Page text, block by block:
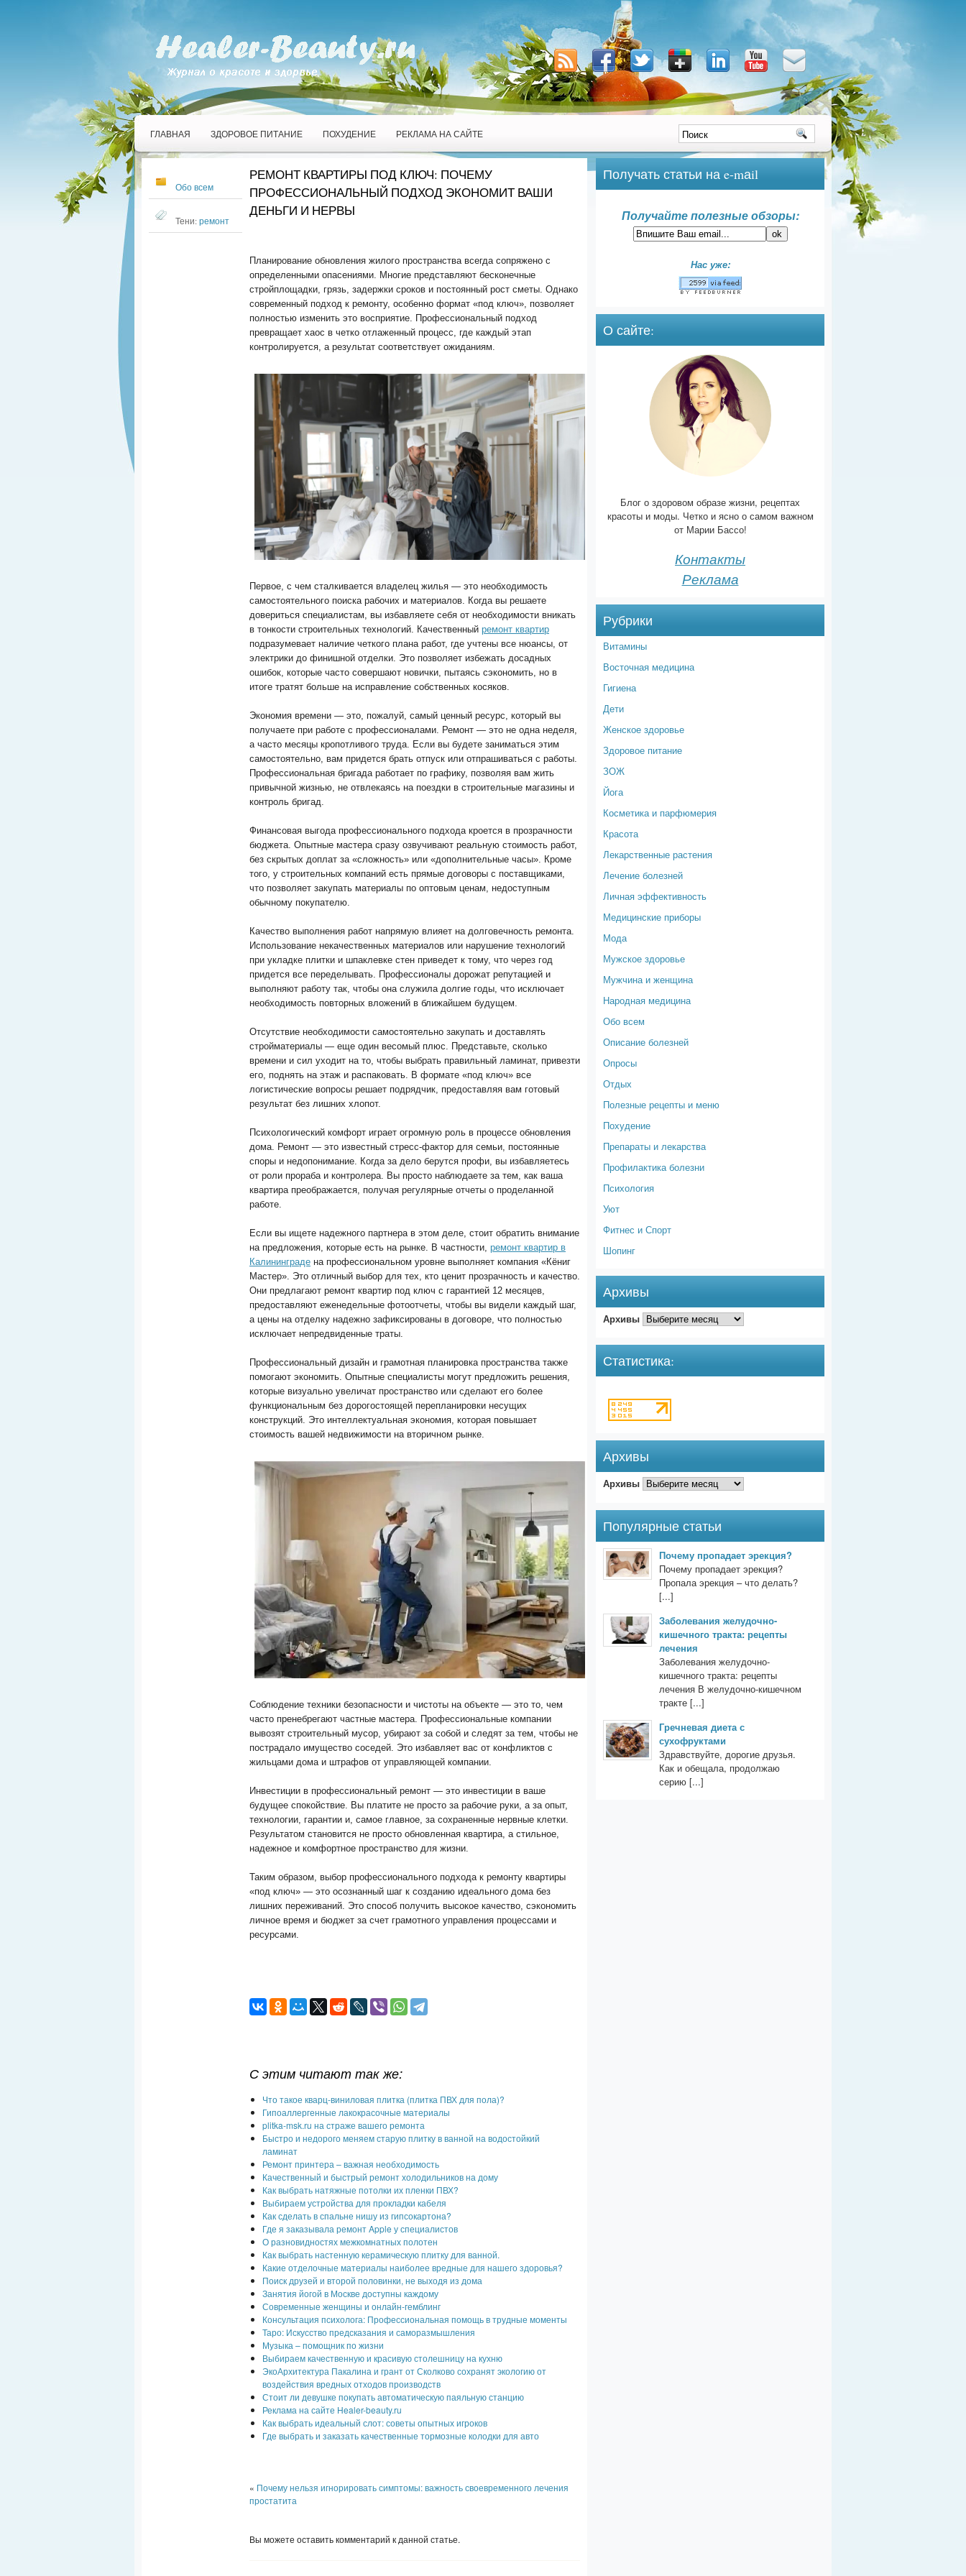
ГЛАВНАЯ ЗДОРОВОЕ ПИТАНИЕ ПОХУДЕНИЕ РЕКЛАМА НА САЙТЕ
Обо всем
Тени:ремонт
РЕМОНТ КВАРТИРЫ ПОД КЛЮЧ: ПОЧЕМУ
ПРОФЕССИОНАЛЬНЫЙ ПОДХОД ЭКОНОМИТ ВАШИ
ДЕНЬГИ И НЕРВЫ
Планирование обновления жилого пространства всегда сопряжено с
определенными опасениями. Многие представляют бесконечные
стройплощадки, грязь, задержки сроков и постоянный рост сметы. Однако
современный подход к ремонту, особенно формат «под ключ», позволяет
полностью изменить это восприятие. Профессиональный подход
превращает хаос в четко отлаженный процесс, где каждый этап
контролируется, а результат соответствует ожиданиям.
Первое, с чем сталкивается владелец жилья — это необходимость
самостоятельного поиска рабочих и материалов. Когда вы решаете
довериться специалистам, вы избавляете себя от необходимости вникать
в тонкости строительных технологий. Качественный ремонт квартир
подразумевает наличие четкого плана работ, где учтены все нюансы, от
электрики до финишной отделки. Это позволяет избежать досадных
ошибок, которые часто совершают новички, пытаясь сэкономить, но в
итоге тратят больше на исправление собственных косяков.
Экономия времени — это, пожалуй, самый ценный ресурс, который вы
получаете при работе с профессионалами. Ремонт — это не одна неделя,
а часто месяцы кропотливого труда. Если вы будете заниматься этим
самостоятельно, вам придется брать отпуск или отпрашиваться с работы.
Профессиональная бригада работает по графику, позволяя вам жить
привычной жизнью, не отвлекаясь на поездки в строительные магазины и
контроль бригад.
Финансовая выгода профессионального подхода кроется в прозрачности
бюджета. Опытные мастера сразу озвучивают реальную стоимость работ,
без скрытых доплат за «сложность» или «дополнительные часы». Кроме
того, у строительных компаний есть прямые договоры с поставщиками,
что позволяет закупать материалы по оптовым ценам, недоступным
обычному покупателю.
Качество выполнения работ напрямую влияет на долговечность ремонта.
Использование некачественных материалов или нарушение технологий
при укладке плитки и шпаклевке стен приведет к тому, что через год
придется все переделывать. Профессионалы дорожат репутацией и
выполняют работу так, чтобы она служила долгие годы, что исключает
необходимость повторных вложений в ближайшем будущем.
Отсутствие необходимости самостоятельно закупать и доставлять
стройматериалы — еще один весомый плюс. Представьте, сколько
времени и сил уходит на то, чтобы выбрать правильный ламинат, привезти
его, поднять на этаж и распаковать. В формате «под ключ» все
логистические вопросы решает подрядчик, предоставляя вам готовый
результат без лишних хлопот.
Психологический комфорт играет огромную роль в процессе обновления
дома. Ремонт — это известный стресс-фактор для семьи, постоянные
споры и недопонимание. Когда за дело берутся профи, вы избавляетесь
от роли прораба и контролера. Вы просто наблюдаете за тем, как ваша
квартира преображается, получая регулярные отчеты о проделанной
работе.
Если вы ищете надежного партнера в этом деле, стоит обратить внимание
на предложения, которые есть на рынке. В частности, ремонт квартир в
Калининграде на профессиональном уровне выполняет компания «Кёниг
Мастер». Это отличный выбор для тех, кто ценит прозрачность и качество.
Они предлагают ремонт квартир под ключ с гарантией 12 месяцев,
предоставляют еженедельные фотоотчеты, чтобы вы видели каждый шаг,
а цены на отделку надежно зафиксированы в договоре, что полностью
исключает непредвиденные траты.
Профессиональный дизайн и грамотная планировка пространства также
помогают экономить. Опытные специалисты могут предложить решения,
которые визуально увеличат пространство или сделают его более
функциональным без дорогостоящей перепланировки несущих
конструкций. Это интеллектуальная экономия, которая повышает
стоимость вашей недвижимости на вторичном рынке.
Соблюдение техники безопасности и чистоты на объекте — это то, чем
часто пренебрегают частные мастера. Профессиональные компании
вывозят строительный мусор, убирают за собой и следят за тем, чтобы не
пострадало имущество соседей. Это избавляет вас от конфликтов с
жильцами дома и штрафов от управляющей компании.
Инвестиции в профессиональный ремонт — это инвестиции в ваше
будущее спокойствие. Вы платите не просто за рабочие руки, а за опыт,
технологии, гарантии и, самое главное, за сохраненные нервные клетки.
Результатом становится не просто обновленная квартира, а стильное,
надежное и комфортное пространство для жизни.
Таким образом, выбор профессионального подхода к ремонту квартиры
«под ключ» — это осознанный шаг к созданию идеального дома без
лишних переживаний. Это способ получить высокое качество, сэкономить
личное время и бюджет за счет грамотного управления процессами и
ресурсами.
С этим читают так же:
Что такое кварц-виниловая плитка (плитка ПВХ для пола)?
Гипоаллергенные лакокрасочные материалы
plitka-msk.ru на страже вашего ремонта
Быстро и недорого меняем старую плитку в ванной на водостойкий
ламинат
Ремонт принтера – важная необходимость
Качественный и быстрый ремонт холодильников на дому
Как выбрать натяжные потолки их пленки ПВХ?
Выбираем устройства для прокладки кабеля
Как сделать в спальне нишу из гипсокартона?
Где я заказывала ремонт Apple у специалистов
О разновидностях межкомнатных полотен
Как выбрать настенную керамическую плитку для ванной.
Какие отделочные материалы наиболее вредные для нашего здоровья?
Поиск друзей и второй половинки, не выходя из дома
Занятия йогой в Москве доступны каждому
Современные женщины и онлайн-гемблинг
Консультация психолога: Профессиональная помощь в трудные моменты
Таро: Искусство предсказания и саморазмышления
Музыка – помощник по жизни
Выбираем качественную и красивую столешницу на кухню
ЭкоАрхитектура Пакалина и грант от Сколково сохранят экологию от
воздействия вредных отходов производств
Стоит ли девушке покупать автоматическую паяльную станцию
Реклама на сайте Healer-beauty.ru
Как выбрать идеальный слот: советы опытных игроков
Где выбрать и заказать качественные тормозные колодки для авто
« Почему нельзя игнорировать симптомы: важность своевременного лечения
простатита
Вы можете оставить комментарий к данной статье.
Получать статьи на e-mаil
Получайте полезные обзоры:
Нас уже:
О сайте:
Блог о здоровом образе жизни, рецептах
красоты и моды. Четко и ясно о самом важном
от Марии Бассо!
Контакты
Реклама
Рубрики
Витамины
Восточная медицина
Гигиена
Дети
Женское здоровье
Здоровое питание
ЗОЖ
Йога
Косметика и парфюмерия
Красота
Лекарственные растения
Лечение болезней
Личная эффективность
Медицинские приборы
Мода
Мужское здоровье
Мужчина и женщина
Народная медицина
Обо всем
Описание болезней
Опросы
Отдых
Полезные рецепты и меню
Похудение
Препараты и лекарства
Профилактика болезни
Психология
Уют
Фитнес и Спорт
Шопинг
Архивы
Архивы
Статистика:
Архивы
Архивы
Популярные статьи
Почему пропадает эрекция?
Почему пропадает эрекция?
Пропала эрекция – что делать?
[...]
Заболевания желудочно-
кишечного тракта: рецепты
лечения
Заболевания желудочно-
кишечного тракта: рецепты
лечения В желудочно-кишечном
тракте [...]
Гречневая диета с
сухофруктами
Здравствуйте, дорогие друзья.
Как и обещала, продолжаю
серию [...]